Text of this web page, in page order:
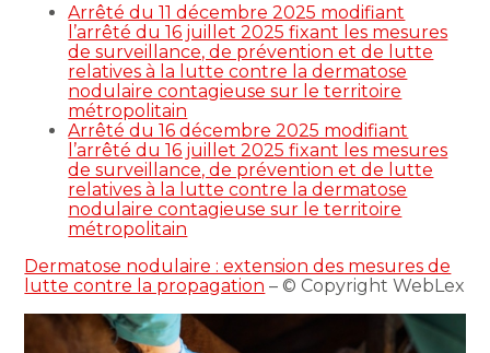
Arrêté du 11 décembre 2025 modifiant
l’arrêté du 16 juillet 2025 fixant les mesures
de surveillance, de prévention et de lutte
relatives à la lutte contre la dermatose
nodulaire contagieuse sur le territoire
métropolitain
Arrêté du 16 décembre 2025 modifiant
l’arrêté du 16 juillet 2025 fixant les mesures
de surveillance, de prévention et de lutte
relatives à la lutte contre la dermatose
nodulaire contagieuse sur le territoire
métropolitain
Dermatose nodulaire : extension des mesures de
lutte contre la propagation – © Copyright WebLex